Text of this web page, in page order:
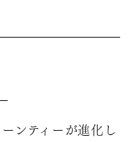
ンティーが進化し